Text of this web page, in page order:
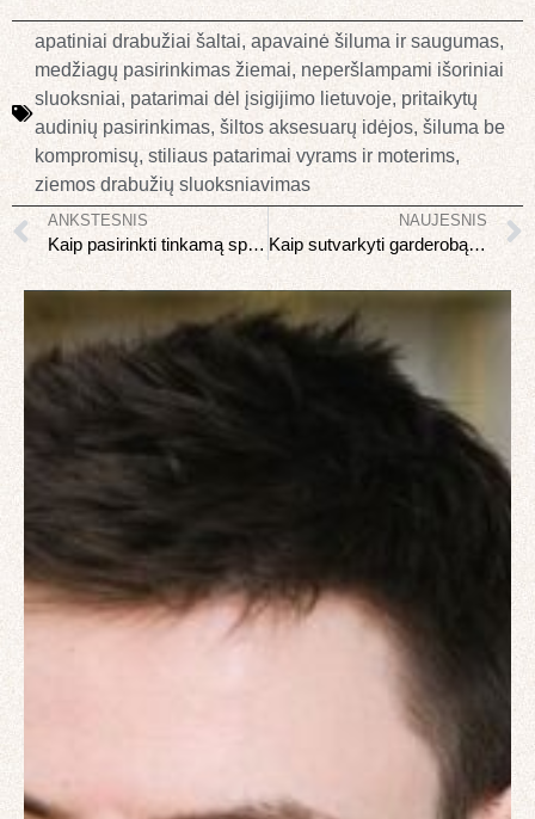
apatiniai drabužiai šaltai, apavainė šiluma ir saugumas,
medžiagų pasirinkimas žiemai, neperšlampami išoriniai
sluoksniai, patarimai dėl įsigijimo lietuvoje, pritaikytų
audinių pasirinkimas, šiltos aksesuarų idėjos, šiluma be
kompromisų, stiliaus patarimai vyrams ir moterims,
ziemos drabužių sluoksniavimas
ANKSTESNIS
Kaip pasirinkti tinkamą sportinę avalynę
NAUJESNIS
Kaip sutvarkyti garderobą pagal Marie Kondo metodą